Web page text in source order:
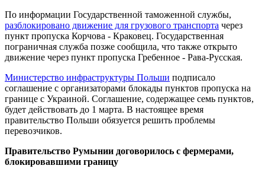
По информации Государственной таможенной службы,
разблокировано движение для грузового транспорта через
пункт пропуска Корчова - Краковец. Государственная
пограничная служба позже сообщила, что также открыто
движение через пункт пропуска Гребенное - Рава-Русская.
Министерство инфраструктуры Польши подписало
соглашение с организаторами блокады пунктов пропуска на
границе с Украиной. Соглашение, содержащее семь пунктов,
будет действовать до 1 марта. В настоящее время
правительство Польши обязуется решить проблемы
перевозчиков.
Правительство Румынии договорилось с фермерами,
блокировавшими границу